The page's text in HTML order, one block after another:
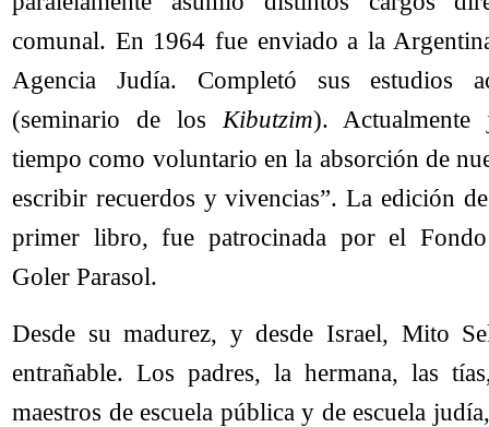
comunal. En 1964 fue enviado a la
Agencia Judía. Completó sus estudios
(seminario de los Kibutzim). Actualmente
tiempo como voluntario en la absorción de
escribir recuerdos y vivencias”. La edición
primer libro, fue patrocinada por el
Goler Parasol.
Desde su madurez, y desde Israel, Mito
entrañable. Los padres, la hermana, las
maestros de escuela pública y de escuela